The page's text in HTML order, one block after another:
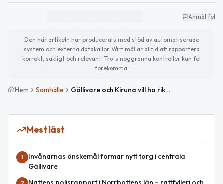
Anmäl fel
Den här artikeln har producerats med stöd av automatiserade
system och externa datakällor. Vårt mål är alltid att rapportera
korrekt, sakligt och relevant. Trots noggranna kontroller kan fel
förekomma.
Hem Samhälle Gällivare och Kiruna vill ha riktat flyttbidrag för arbetslösa
Mest läst
1
Invånarnas önskemål formar nytt torg i centrala
Gällivare
2 Nattens polisrapport i Norrbottens län – rattfylleri och